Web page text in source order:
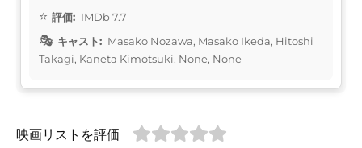
評価: IMDb 7.7
キャスト: Masako Nozawa, Masako Ikeda, Hitoshi
Takagi, Kaneta Kimotsuki, None, None
映画リストを評価